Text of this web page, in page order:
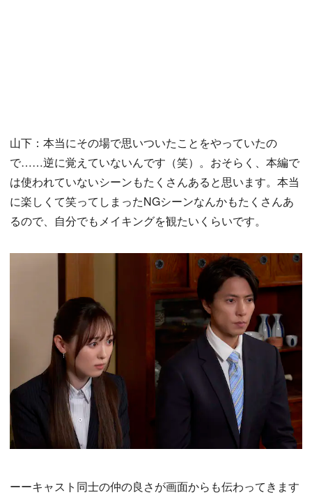
山下：本当にその場で思いついたことをやっていたの
で……逆に覚えていないんです（笑）。おそらく、本編で
は使われていないシーンもたくさんあると思います。本当
に楽しくて笑ってしまったNGシーンなんかもたくさんあ
るので、自分でもメイキングを観たいくらいです。
ーーキャスト同士の仲の良さが画面からも伝わってきます